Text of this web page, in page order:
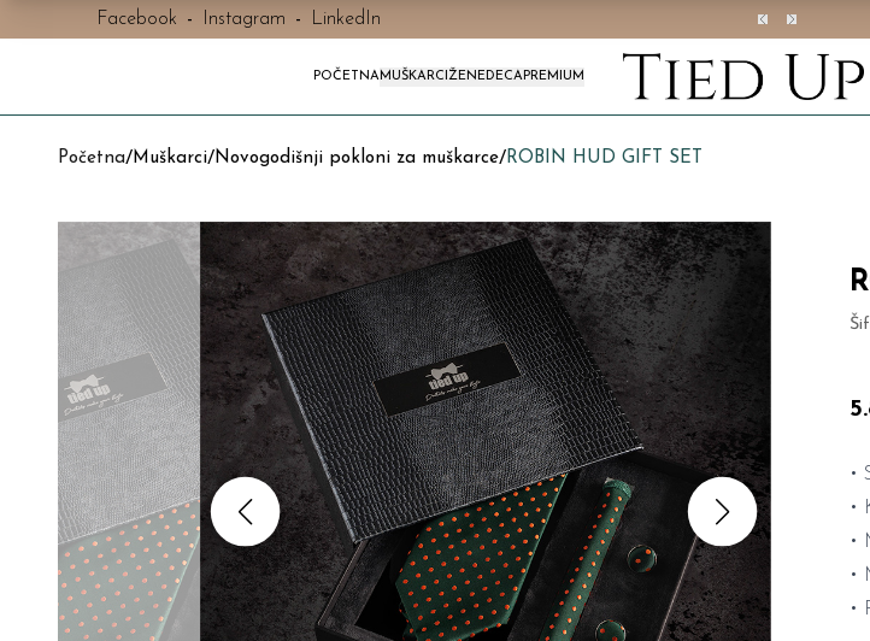
Facebook - Instagram - LinkedIn
POČETNAMUŠKARCI ŽENEDECAPREMIUM
Početna/Muškarci/Novogodišnji pokloni za muškarce/ROBIN HUD GIFT SET
•
•
•
•
•